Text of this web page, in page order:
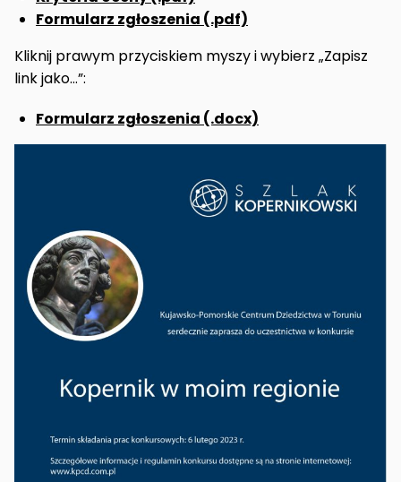
Formularz zgłoszenia (.pdf)
Kliknij prawym przyciskiem myszy i wybierz „Zapisz
link jako…”:
Formularz zgłoszenia (.docx)